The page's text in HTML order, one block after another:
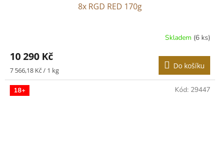
8x RGD RED 170g
Skladem (6 ks)
10 290 Kč
Měrná
cena:
7 566,18 Kč / 1 kg Do košíku
18+ Kód: 29447